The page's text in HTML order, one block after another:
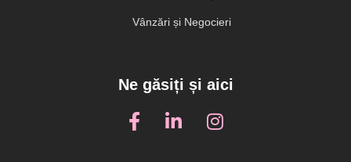
Vânzări și Negocieri
Ne găsiți și aici